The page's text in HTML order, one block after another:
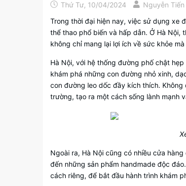
Thứ Tư, 10/04/2024
Nguyễn Tiến
Trong thời đại hiện nay, việc sử dụng xe
thể thao phổ biến và hấp dẫn. Ở Hà Nội,
không chỉ mang lại lợi ích về sức khỏe
Hà Nội, với hệ thống đường phố chật
khám phá những con đường nhỏ xinh,
con đường leo dốc đầy kích thích.
trường, tạo ra một cách sống lành mạnh
Ngoài ra, Hà Nội cũng có nhiều cửa
đến những sản phẩm handmade độc
cách riêng, để bắt đầu hành trình khám